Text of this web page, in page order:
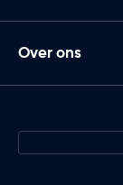
Over ons